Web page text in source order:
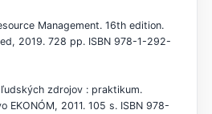
Management. 16th edition.
2019. 728 pp. ISBN 978-1-292-
zdrojov : praktikum.
EKONÓM, 2011. 105 s. ISBN 978-